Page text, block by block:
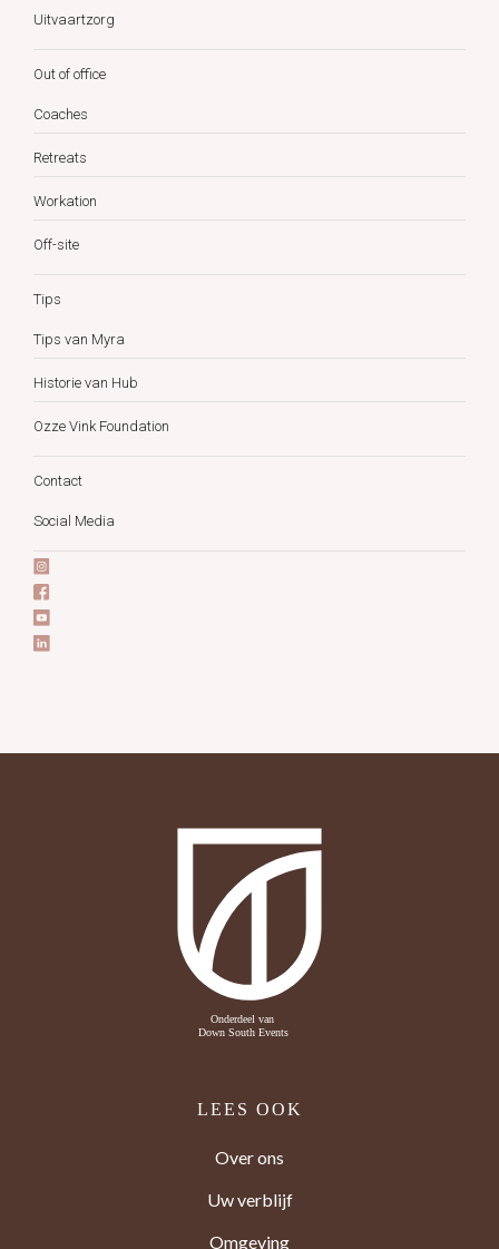
Uitvaartzorg
Out of office
Coaches
Retreats
Workation
Off-site
Tips
Tips van Myra
Historie van Hub
Ozze Vink Foundation
Contact
Social Media
LEES OOK
Over ons
Uw verblijf
Omgeving